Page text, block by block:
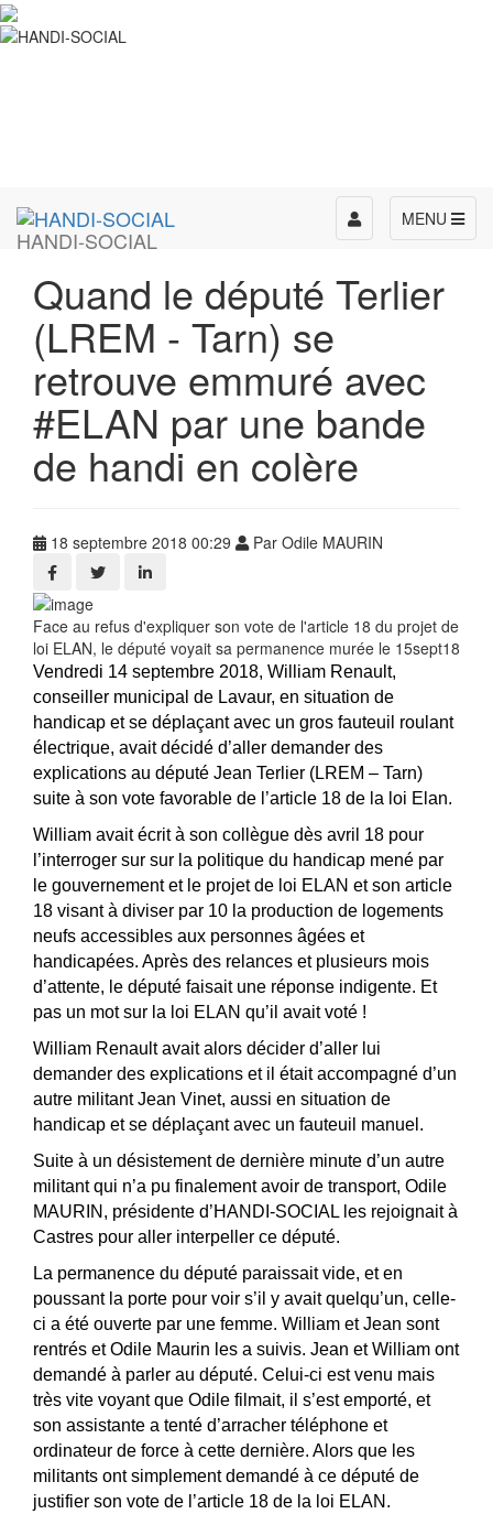
HANDI-SOCIAL
MENU
Toggle
navigation
Quand le député Terlier
(LREM - Tarn) se
retrouve emmuré avec
#ELAN par une bande
de handi en colère
18 septembre 2018 00:29 Par Odile MAURIN
Face au refus d'expliquer son vote de l'article 18 du projet de
loi ELAN, le député voyait sa permanence murée le 15sept18
Vendredi 14 septembre 2018, William Renault,
conseiller municipal de Lavaur, en situation de
handicap et se déplaçant avec un gros fauteuil roulant
électrique, avait décidé d’aller demander des
explications au député Jean Terlier (LREM – Tarn)
suite à son vote favorable de l’article 18 de la loi Elan.
William avait écrit à son collègue dès avril 18 pour
l’interroger sur sur la politique du handicap mené par
le gouvernement et le projet de loi ELAN et son article
18 visant à diviser par 10 la production de logements
neufs accessibles aux personnes âgées et
handicapées. Après des relances et plusieurs mois
d’attente, le député faisait une réponse indigente. Et
pas un mot sur la loi ELAN qu’il avait voté !
William Renault avait alors décider d’aller lui
demander des explications et il était accompagné d’un
autre militant Jean Vinet, aussi en situation de
handicap et se déplaçant avec un fauteuil manuel.
Suite à un désistement de dernière minute d’un autre
militant qui n’a pu finalement avoir de transport, Odile
MAURIN, présidente d’HANDI-SOCIAL les rejoignait à
Castres pour aller interpeller ce député.
La permanence du député paraissait vide, et en
poussant la porte pour voir s’il y avait quelqu’un, celle-
ci a été ouverte par une femme. William et Jean sont
rentrés et Odile Maurin les a suivis. Jean et William ont
demandé à parler au député. Celui-ci est venu mais
très vite voyant que Odile filmait, il s’est emporté, et
son assistante a tenté d’arracher téléphone et
ordinateur de force à cette dernière. Alors que les
militants ont simplement demandé à ce député de
justifier son vote de l’article 18 de la loi ELAN.